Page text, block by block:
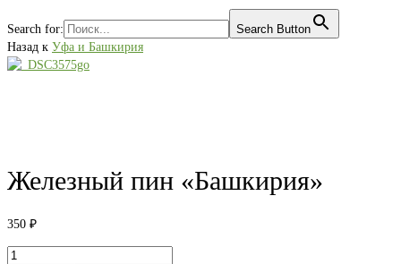
Search for:
Search Button
Назад к Уфа и Башкирия
Железный пин «Башкирия»
350 ₽
Количество